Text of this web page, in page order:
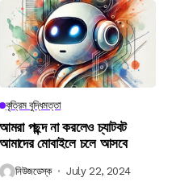
কৃত্রিম বুদ্ধিমত্তা
আমরা পছন্দ না করলেও চ্যাটবট
আমাদের মোবাইলে চলে আসবে
নিউজডেস্ক July 22, 2024